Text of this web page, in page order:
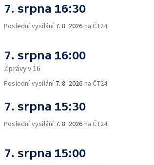
7. srpna 16:30
Poslední vysílání 7. 8. 2026 na ČT24
7. srpna 16:00
Zprávy v 16
Poslední vysílání 7. 8. 2026 na ČT24
7. srpna 15:30
Poslední vysílání 7. 8. 2026 na ČT24
7. srpna 15:00